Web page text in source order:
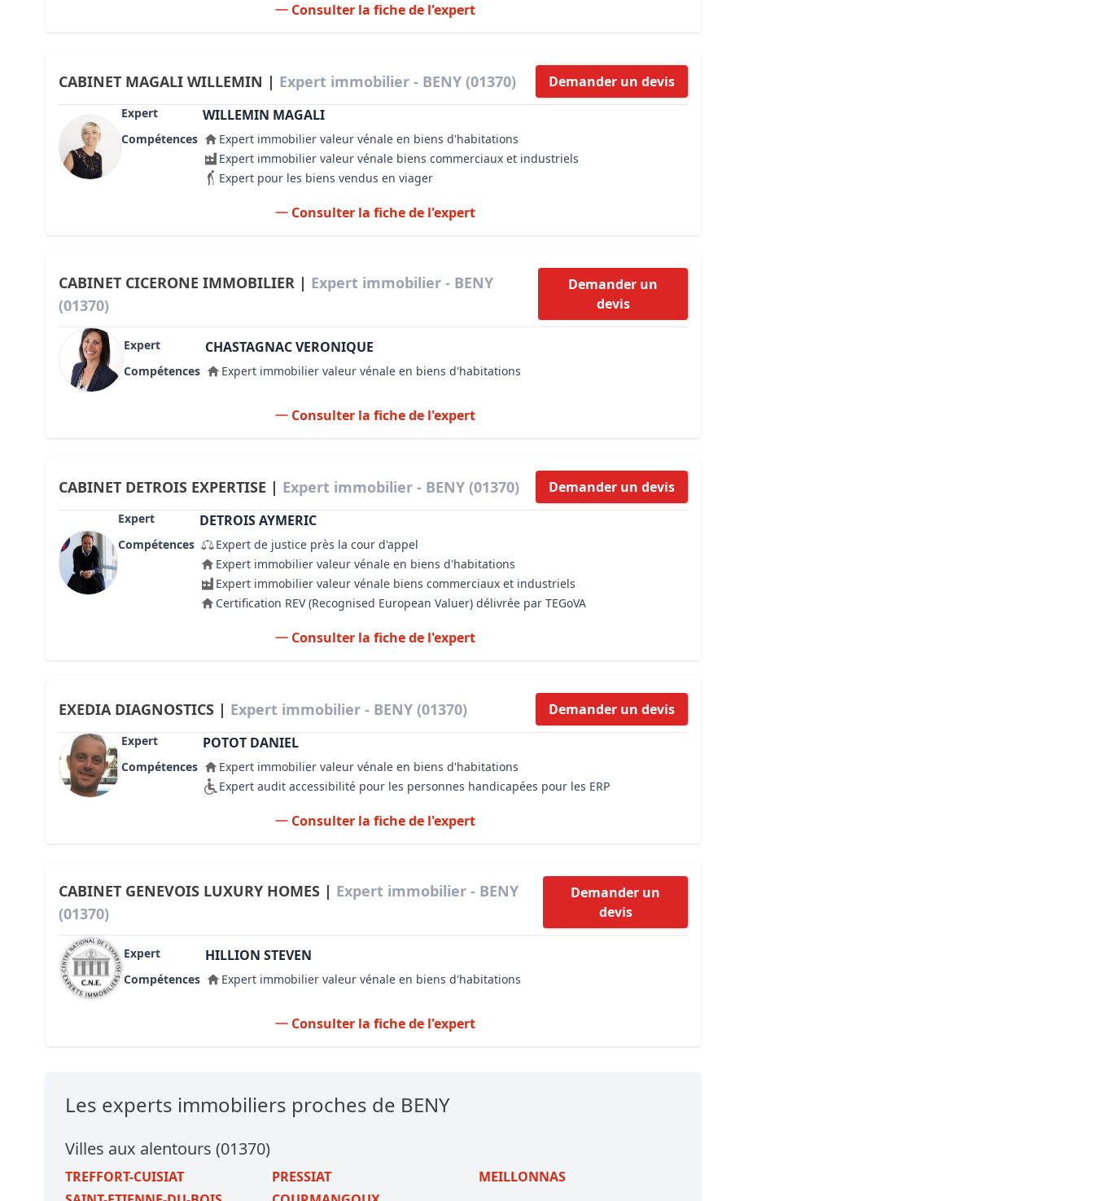
Consulter la fiche de l'expert
CABINET MAGALI WILLEMIN | Expert immobilier - BENY (01370) Demander un devis
Expert WILLEMIN MAGALI
Compétences
Expert immobilier valeur vénale en biens d'habitations
Expert immobilier valeur vénale biens commerciaux et industriels
Expert pour les biens vendus en viager
Consulter la fiche de l'expert
CABINET CICERONE IMMOBILIER | Expert immobilier - BENY
(01370)
Demander un
devis
Expert CHASTAGNAC VERONIQUE
Compétences Expert immobilier valeur vénale en biens d'habitations
Consulter la fiche de l'expert
CABINET DETROIS EXPERTISE | Expert immobilier - BENY (01370) Demander un devis
Expert DETROIS AYMERIC
Compétences
Expert de justice près la cour d'appel
Expert immobilier valeur vénale en biens d'habitations
Expert immobilier valeur vénale biens commerciaux et industriels
Certification REV (Recognised European Valuer) délivrée par TEGoVA
Consulter la fiche de l'expert
EXEDIA DIAGNOSTICS | Expert immobilier - BENY (01370) Demander un devis
Expert POTOT DANIEL
Compétences
Expert immobilier valeur vénale en biens d'habitations
Expert audit accessibilité pour les personnes handicapées pour les ERP
Consulter la fiche de l'expert
CABINET GENEVOIS LUXURY HOMES | Expert immobilier - BENY
(01370)
Demander un
devis
Expert HILLION STEVEN
Compétences Expert immobilier valeur vénale en biens d'habitations
Consulter la fiche de l'expert
Les experts immobiliers proches de BENY
Villes aux alentours (01370)
TREFFORT-CUISIAT PRESSIAT
MEILLONNAS